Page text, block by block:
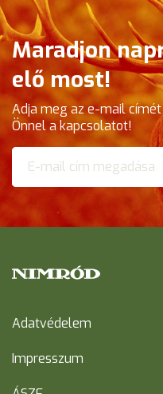
Maradjon
elő most!
Adja meg az e-mail
Önnel a kapcsolatot!
Adatvédelem
Impresszum